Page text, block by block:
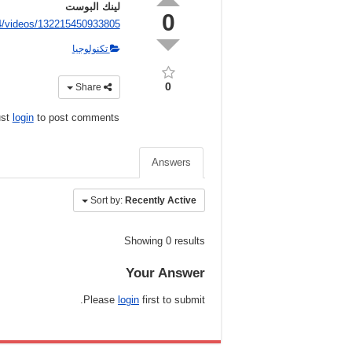
0
0
لينك البوست
132215450933805/
تكنولوجيا
loginto post comments
Answers
Sort by: Recently Active
Showing 0 results
Your Answer
Please login first to submit.